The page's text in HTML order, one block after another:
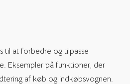
til at forbedre og tilpasse
Eksempler på funktioner, der
af køb og indkøbsvognen.